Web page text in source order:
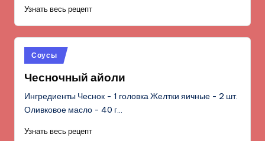
Узнать весь рецепт
Опубликовано
в
Соусы
Чесночный айоли
Ингредиенты Чеснок - 1 головка Желтки яичные - 2 шт.
Оливковое масло - 40 г…
Узнать весь рецепт